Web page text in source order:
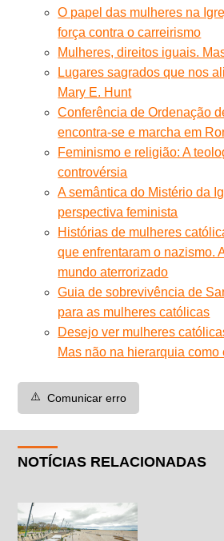
O papel das mulheres na
força contra o carreirismo
Mulheres, direitos iguais.
Lugares sagrados que nos
Mary E. Hunt
Conferência de Ordenação
encontra-se e marcha em
Feminismo e religião: A
controvérsia
A semântica do Mistério da
perspectiva feminista
Histórias de mulheres
que enfrentaram o nazismo.
mundo aterrorizado
Guia de sobrevivência de
para as mulheres católicas
Desejo ver mulheres
Mas não na hierarquia como
⚠️ Comunicar erro
NOTÍCIAS RELACIONADAS